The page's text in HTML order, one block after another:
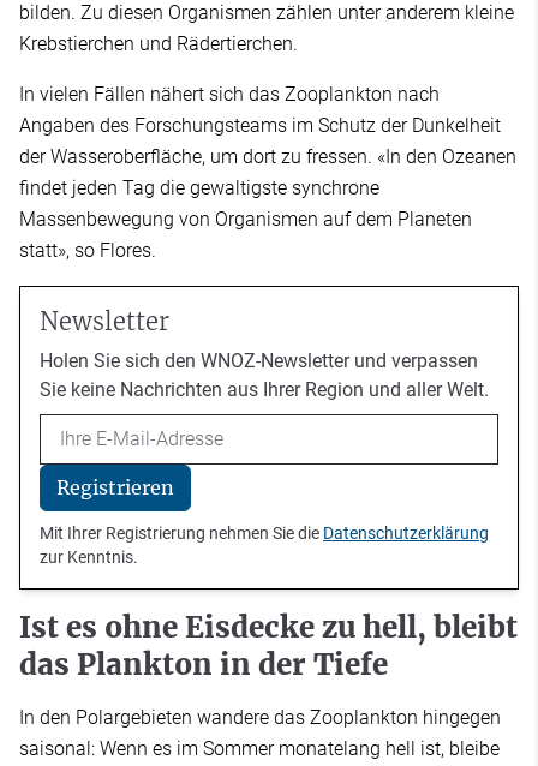
bilden. Zu diesen Organismen zählen unter anderem kleine
Krebstierchen und Rädertierchen.
In vielen Fällen nähert sich das Zooplankton nach
Angaben des Forschungsteams im Schutz der Dunkelheit
der Wasseroberfläche, um dort zu fressen. «In den Ozeanen
findet jeden Tag die gewaltigste synchrone
Massenbewegung von Organismen auf dem Planeten
statt», so Flores.
Newsletter
Holen Sie sich den WNOZ-Newsletter und verpassen
Sie keine Nachrichten aus Ihrer Region und aller Welt.
Email
Registrieren
Mit Ihrer Registrierung nehmen Sie die Datenschutzerklärung
zur Kenntnis.
Ist es ohne Eisdecke zu hell, bleibt
das Plankton in der Tiefe
In den Polargebieten wandere das Zooplankton hingegen
saisonal: Wenn es im Sommer monatelang hell ist, bleibe